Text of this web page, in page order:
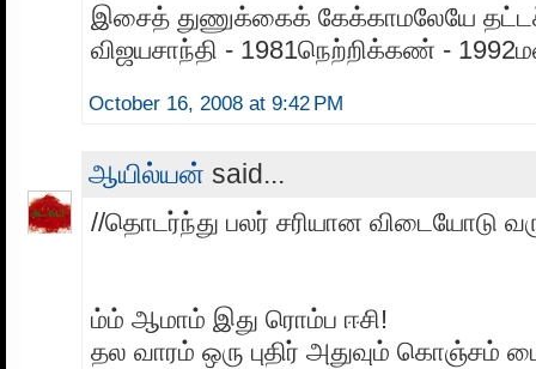
இசைத் துணுக்கைக் கேக்காமலேயே
விஜயசாந்தி - 1981நெற்றிக்கண் -
October 16, 2008 at 9:42 PM
ஆயில்யன் said...
//தொடர்ந்து பலர் சரியான விடையோடு
ம்ம் ஆமாம் இது ரொம்ப ஈசி!
தல வாரம் ஒரு புதிர் அதுவும் கொஞ்சம்